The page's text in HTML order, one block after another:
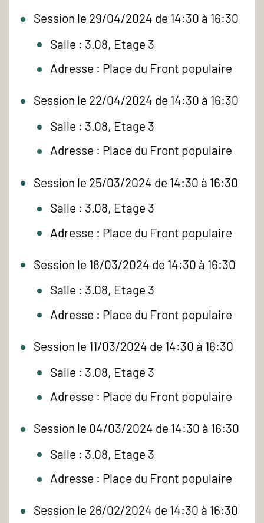
Session le 29/04/2024 de 14:30 à 16:30
Salle : 3.08, Etage 3
Adresse : Place du Front populaire
Session le 22/04/2024 de 14:30 à 16:30
Salle : 3.08, Etage 3
Adresse : Place du Front populaire
Session le 25/03/2024 de 14:30 à 16:30
Salle : 3.08, Etage 3
Adresse : Place du Front populaire
Session le 18/03/2024 de 14:30 à 16:30
Salle : 3.08, Etage 3
Adresse : Place du Front populaire
Session le 11/03/2024 de 14:30 à 16:30
Salle : 3.08, Etage 3
Adresse : Place du Front populaire
Session le 04/03/2024 de 14:30 à 16:30
Salle : 3.08, Etage 3
Adresse : Place du Front populaire
Session le 26/02/2024 de 14:30 à 16:30